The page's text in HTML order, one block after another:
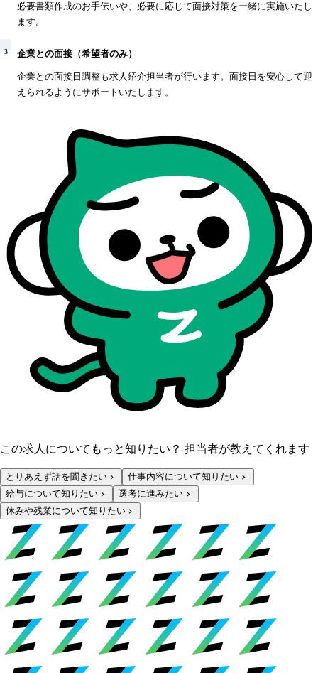
必要書類作成のお手伝いや、必要に応じて面接対策を一緒に実施いたし
ます。
3 企業との面接（希望者のみ）
企業との面接日調整も求人紹介担当者が行います。面接日を安心して迎
えられるようにサポートいたします。
この求人についてもっと知りたい？ 担当者が教えてくれます
とりあえず話を聞きたい
仕事内容について知りたい
給与について知りたい
選考に進みたい
休みや残業について知りたい